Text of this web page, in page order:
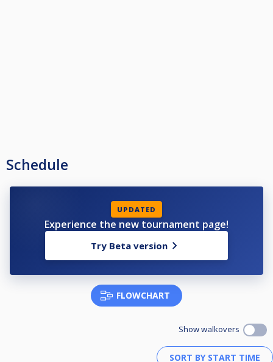
Schedule
UPDATED
Experience the new tournament page!
Try Beta version
FLOWCHART
Show walkovers